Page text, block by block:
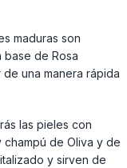
maduras son
de Rosa
una manera rápida
las pieles con
de Oliva y de
y sirven de